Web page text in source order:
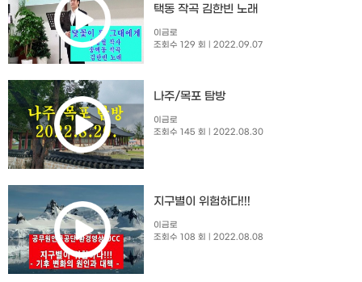
택동 작곡 김한빈 노래
이금로
조회수 129 회
| 2022.09.07
나주/목포 탐방
이금로
조회수 145 회
| 2022.08.30
지구별이 위험하다!!!
이금로
조회수 108 회
| 2022.08.08